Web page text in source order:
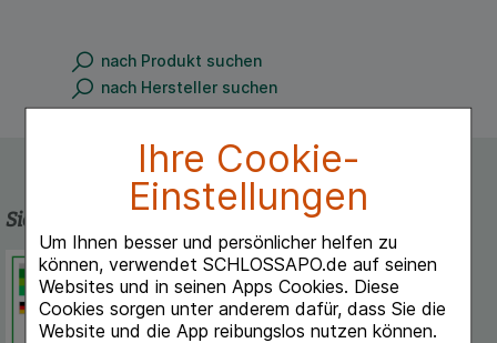
Ihre Cookie-
Einstellungen
Um Ihnen besser und persönlicher helfen zu
können, verwendet SCHLOSSAPO.de auf seinen
Websites und in seinen Apps Cookies. Diese
Cookies sorgen unter anderem dafür, dass Sie die
Website und die App reibungslos nutzen können.
nach Produkt suchen
nach Hersteller suchen
Sicherheit und Qualität
Schlossapo.de ist registriert beim
Deutschen Institut für Medizinische
Dokumentation und Information.